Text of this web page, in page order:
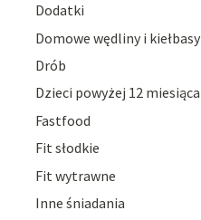
Dodatki
Domowe wędliny i kiełbasy
Drób
Dzieci powyżej 12 miesiąca
Fastfood
Fit słodkie
Fit wytrawne
Inne śniadania